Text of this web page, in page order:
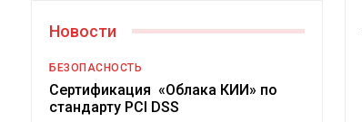
Новости
БЕЗОПАСНОСТЬ
Сертификация «Облака КИИ» по
стандарту PCI DSS